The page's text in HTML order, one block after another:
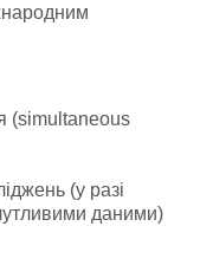
(simultaneous
(у разі
даними)